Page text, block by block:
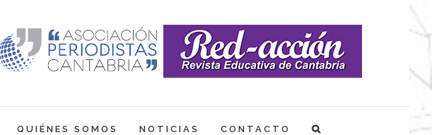
QUIÉNES SOMOS NOTICIAS CONTACTO